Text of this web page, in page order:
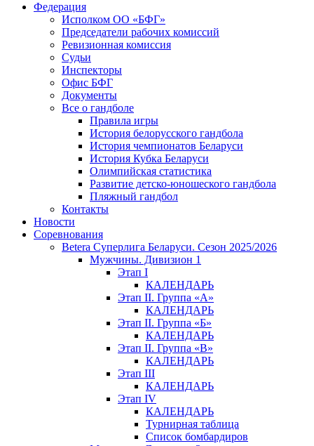
Федерация
Исполком ОО «БФГ»
Председатели рабочих комиссий
Ревизионная комиссия
Судьи
Инспекторы
Офис БФГ
Документы
Все о гандболе
Правила игры
История белорусского гандбола
История чемпионатов Беларуси
История Кубка Беларуси
Олимпийская статистика
Развитие детско-юношеского гандбола
Пляжный гандбол
Контакты
Новости
Соревнования
Betera Суперлига Беларуси. Сезон 2025/2026
Мужчины. Дивизион 1
Этап I
КАЛЕНДАРЬ
Этап II. Группа «А»
КАЛЕНДАРЬ
Этап II. Группа «Б»
КАЛЕНДАРЬ
Этап II. Группа «В»
КАЛЕНДАРЬ
Этап III
КАЛЕНДАРЬ
Этап IV
КАЛЕНДАРЬ
Турнирная таблица
Список бомбардиров